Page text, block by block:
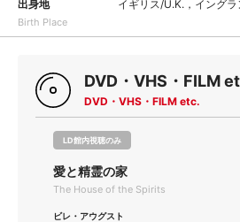
出身地
Birth Place
イギリス/U.K.，イング
DVD・VHS・FILM
DVD・VHS・FILM etc.
LD館内視聴のみ
愛と精霊の家
The House of the Spirits
ビレ・アウグスト